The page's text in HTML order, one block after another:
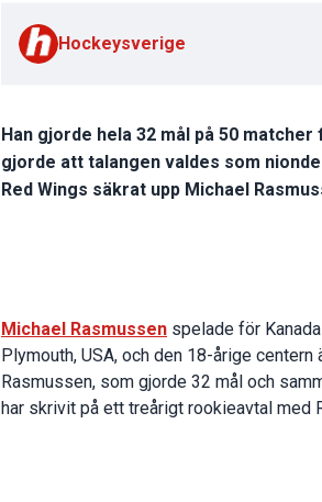
Hockeysverige
Han gjorde hela 32 mål på 50
gjorde att talangen valdes som
Red Wings säkrat upp Michael
Michael Rasmussen spelade för
Plymouth, USA, och den 18-årige
Rasmussen, som gjorde 32 mål och
har skrivit på ett treårigt rookieavtal med